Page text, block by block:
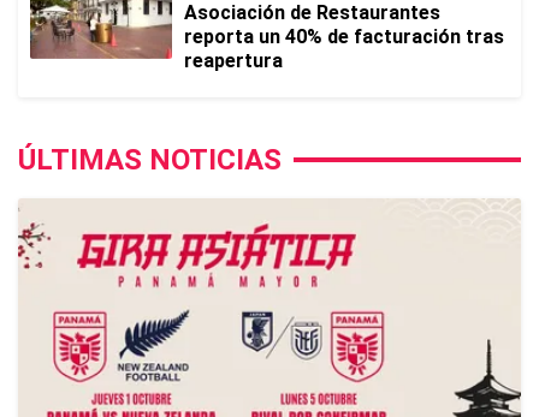
Asociación de Restaurantes
reporta un 40% de facturación tras
reapertura
ÚLTIMAS NOTICIAS